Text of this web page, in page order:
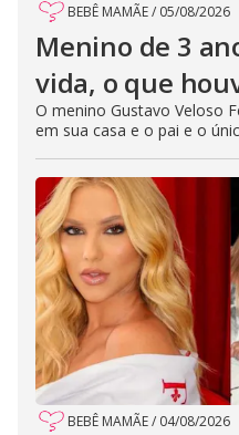
BEBÊ MAMÃE/ 05/08/2026
Menino de 3
vida, o que
O menino Gustavo Veloso
em sua casa e o pai e o
BEBÊ MAMÃE/ 04/08/2026